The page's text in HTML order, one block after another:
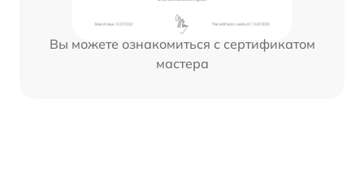
Вы можете ознакомиться с сертификатом
мастера